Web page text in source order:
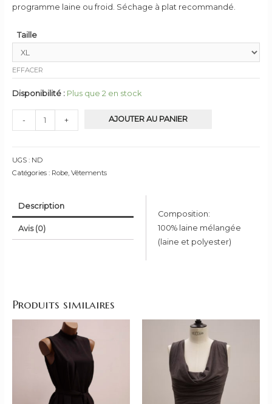
programme laine ou froid. Séchage à plat recommandé.
Taille
EFFACER
Disponibilité : Plus que 2 en stock
-
quantité
de
Split
+ AJOUTER AU PANIER
UGS : ND
Catégories : Robe, Vêtements
Description
Avis (0)
Composition:
100% laine mélangée
(laine et polyester)
Produits similaires